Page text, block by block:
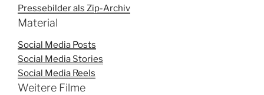
Pressebilder als Zip-Archiv
Material
Social Media Posts
Social Media Stories
Social Media Reels
Weitere Filme